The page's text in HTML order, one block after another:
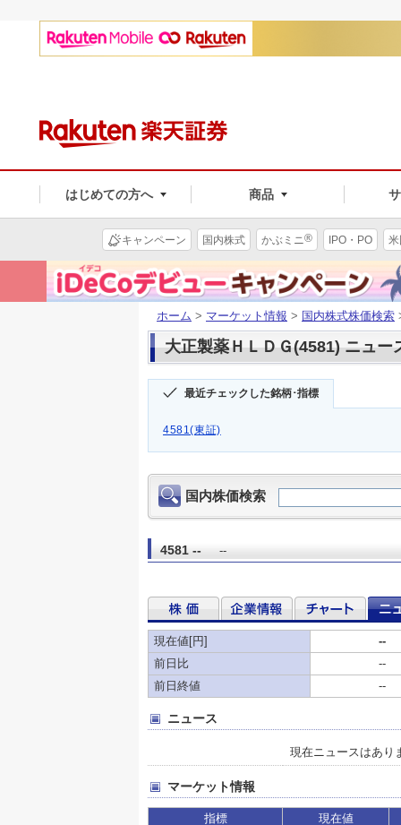
はじめての方へ 商品
キャンペーン 国内株式 かぶミニ® IPO・PO
ホーム > マーケット情報 > 国内株式株価検索
大正製薬ＨＬＤＧ(4581) ニュー
最近チェックした銘柄･指標
4581(東証)